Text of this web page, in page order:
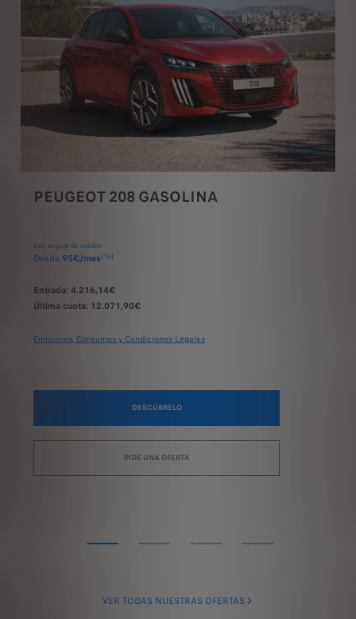
PEUGEOT 208 GASOLINA
Con seguro de crédito
Desde95€/mes(1a)
Entrada: 4.216,14€
Última cuota: 12.071,90€
Emisiones, Consumos y Condiciones Legales
DESCÚBRELO
PIDE UNA OFERTA
VER TODAS NUESTRAS OFERTAS